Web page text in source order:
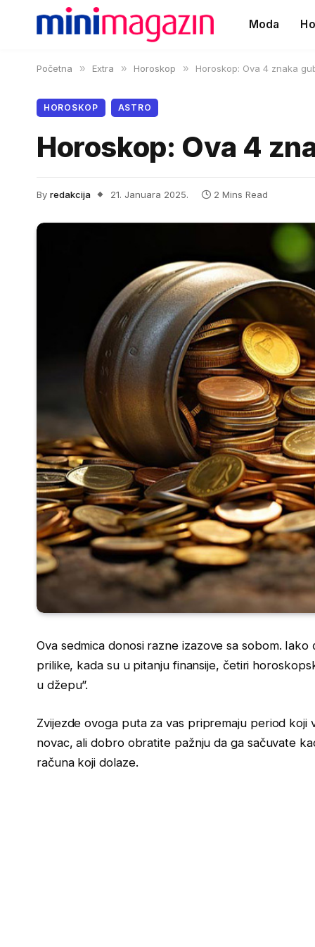
Moda
Početna » Extra » Horoskop » Horoskop: Ova 4 znaka
HOROSKOP ASTRO
Horoskop: Ova 4
By redakcija 21. Januara 2025. 2 Mins Read
Ova sedmica donosi razne izazove sa sobom.
prilike, kada su u pitanju finansije, četiri
u džepu”.
Zvijezde ovoga puta za vas pripremaju period koji
novac, ali dobro obratite pažnju da ga sačuvate
računa koji dolaze.